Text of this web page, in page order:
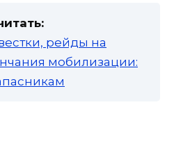
рейды на
мобилизации: